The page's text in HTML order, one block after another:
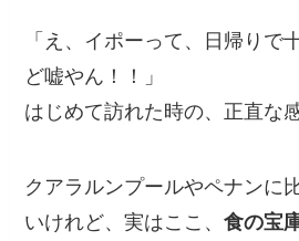
「え、イポーって、日帰りで
ど嘘やん！！」
はじめて訪れた時の、正直な
クアラルンプールやペナンに
いけれど、実はここ、食の宝